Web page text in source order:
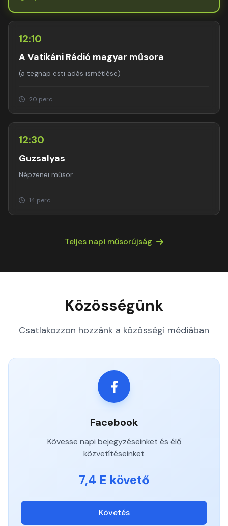
12:10
A Vatikáni Rádió magyar műsora
(a tegnap esti adás ismétlése)
20 perc
12:30
Guzsalyas
Népzenei műsor
14 perc
Teljes napi műsorújság
Közösségünk
Csatlakozzon hozzánk a közösségi médiában
Facebook
Kövesse napi bejegyzéseinket és élő
közvetítéseinket
7,4 E követő
Követés